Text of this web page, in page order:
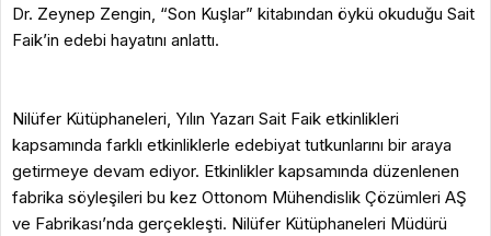
Dr. Zeynep Zengin, “Son Kuşlar” kitabından öykü okuduğu Sait
Faik’in edebi hayatını anlattı.
Nilüfer Kütüphaneleri, Yılın Yazarı Sait Faik etkinlikleri
kapsamında farklı etkinliklerle edebiyat tutkunlarını bir araya
getirmeye devam ediyor. Etkinlikler kapsamında düzenlenen
fabrika söyleşileri bu kez Ottonom Mühendislik Çözümleri AŞ
ve Fabrikası’nda gerçekleşti. Nilüfer Kütüphaneleri Müdürü